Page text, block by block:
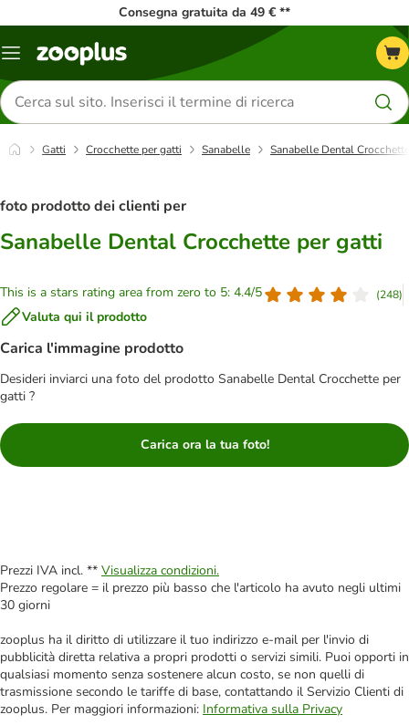
Consegna gratuita da 49 € **
Overview
Cerca
prodotti
Gatti Crocchette per gatti Sanabelle Sanabelle Dental
foto prodotto dei clienti per
Sanabelle Dental Crocchette per gatti
This is a stars rating area from zero to 5: 4.4/5 (248)
Valuta qui il prodotto
Carica l'immagine prodotto
Desideri inviarci una foto del prodotto Sanabelle Dental Crocchette per
gatti ?
Carica ora la tua foto!
Prezzi IVA incl. ** Visualizza condizioni.
Prezzo regolare = il prezzo più basso che l'articolo ha avuto negli ultimi
30 giorni
zooplus ha il diritto di utilizzare il tuo indirizzo e-mail per l'invio di
pubblicità diretta relativa a propri prodotti o servizi simili. Puoi opporti in
qualsiasi momento senza sostenere alcun costo, se non quelli di
trasmissione secondo le tariffe di base, contattando il Servizio Clienti di
zooplus. Per maggiori informazioni: Informativa sulla Privacy